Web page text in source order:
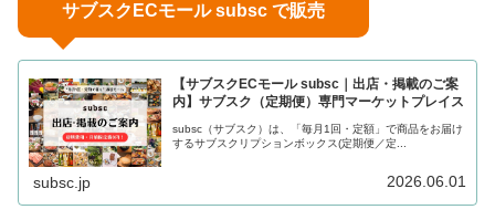
サブスクECモール subsc で販売
【サブスクECモール subsc｜出店・掲載のご案
内】サブスク（定期便）専門マーケットプレイス
subsc（サブスク）は、「毎月1回・定額」で商品をお届け
するサブスクリプションボックス(定期便／定...
subsc.jp 2026.06.01